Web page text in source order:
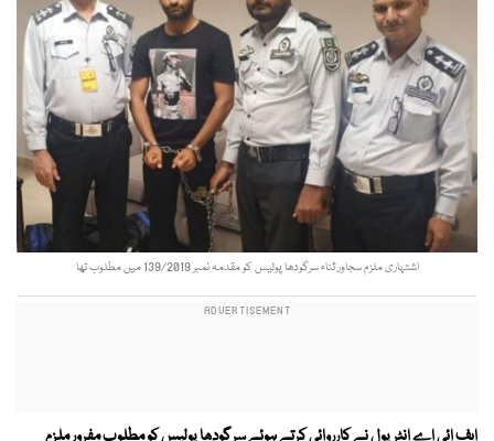
اشتہاری ملزم سجاور ثناء سرگودھا پولیس کو مقدمہ نمبر 139/2019 میں مطلوب تھا